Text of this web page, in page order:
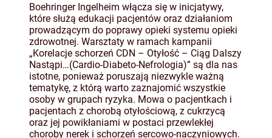
Boehringer Ingelheim włącza się w inicjatywy,
które służą edukacji pacjentów oraz działaniom
prowadzącym do poprawy opieki systemu opieki
zdrowotnej. Warsztaty w ramach kampanii
„Korelacje schorzeń CDN – Otyłość – Ciąg Dalszy
Nastąpi…(Cardio-Diabeto-Nefrologia)” są dla nas
istotne, ponieważ poruszają niezwykle ważną
tematykę, z którą warto zaznajomić wszystkie
osoby w grupach ryzyka. Mowa o pacjentkach i
pacjentach z chorobą otyłościową, z cukrzycą
oraz jej powikłaniami w postaci przewlekłej
choroby nerek i schorzeń sercowo-naczyniowych.